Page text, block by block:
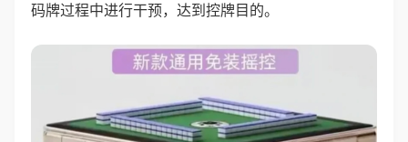
码牌过程中进行干预，达到控牌目的。